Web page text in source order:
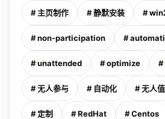
# 主页制作 # 静默安装 #
# non-participation #
# unattended # optimize #
# 无人参与 # 自动化 # 无人
# 定制 # RedHat # Centos